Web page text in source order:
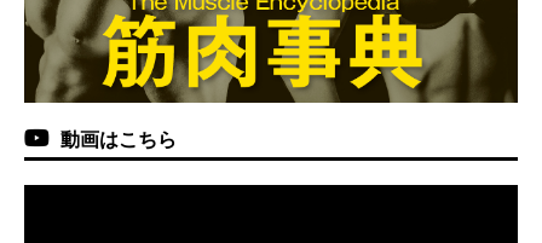
動画はこちら